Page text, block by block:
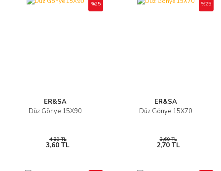
ER&SA
Düz Gönye 15X90
%25
4,80 TL
3,60 TL
ER&SA
Düz Gönye 15X70
%25
3,60 TL
2,70 TL